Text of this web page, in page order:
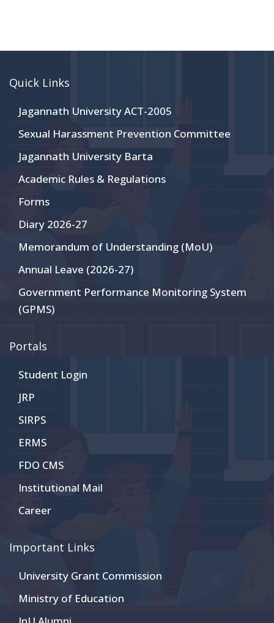
Quick Links
Jagannath University ACT-2005
Sexual Harassment Prevention Committee
Jagannath University Barta
Academic Rules & Regulations
Forms
Diary 2026-27
Memorandum of Understanding (MoU)
Annual Leave (2026-27)
Government Performance Monitoring System
(GPMS)
Portals
Student Login
JRP
SIRPS
ERMS
FDO CMS
Institutional Mail
Career
Important Links
University Grant Commission
Ministry of Education